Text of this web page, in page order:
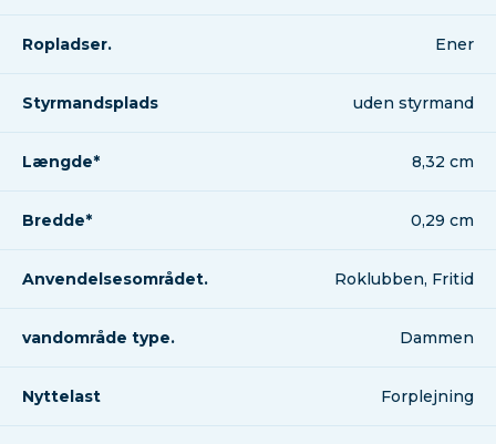
Ropladser. Ener
Styrmandsplads uden styrmand
Længde* 8,32 cm
Bredde* 0,29 cm
Anvendelsesområdet. Roklubben, Fritid
vandområde type. Dammen
Nyttelast Forplejning